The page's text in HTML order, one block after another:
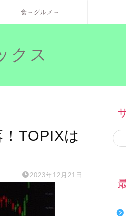
食～グルメ～
クス
TOPIXは
2023年12月21日